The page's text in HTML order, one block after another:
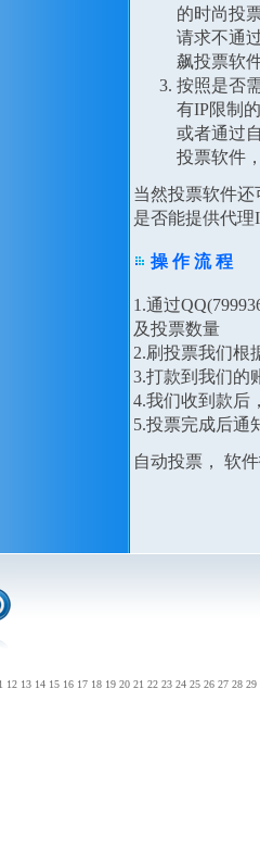
的时尚投
请求不通
飙投票软
按照是否
有IP限制
或者通过
投票软件
当然投票软件
是否能提供代
操 作 流 程
1.通过
及投票数量
2.刷投票我们根
3.打款到我们的
4.我们收到款后
5.投票完成后通
自动投票， 软
12 13 14 15 16 17 18 19 20 21 22 23 24 25 26 27 28 29